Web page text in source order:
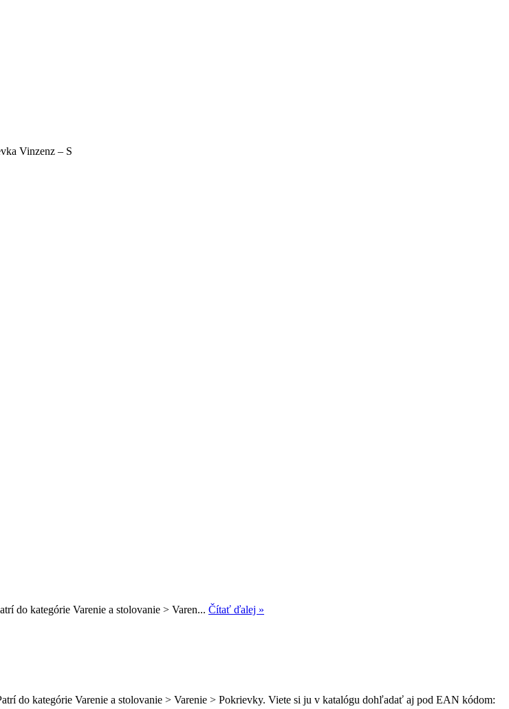
Vinzenz – S
do kategórie Varenie a stolovanie > Varen... Čítať ďalej »
do kategórie Varenie a stolovanie > Varenie > Pokrievky. Viete si ju v katalógu dohľadať aj pod EAN kódom: